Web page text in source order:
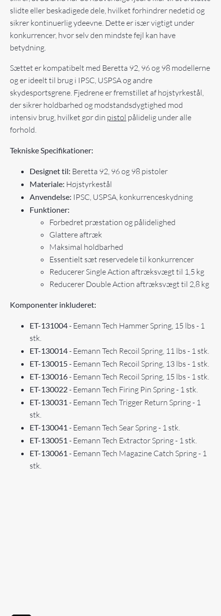
slidte eller beskadigede dele, hvilket forhindrer nedetid og
sikrer kontinuerlig ydeevne. Dette er især vigtigt under
konkurrencer, hvor selv den mindste fejl kan have
betydning.
Sættet er kompatibelt med Beretta 92, 96 og 98 modellerne
og er ideelt til brug i IPSC, USPSA og andre
skydesportsgrene. Fjedrene er fremstillet af højstyrkestål,
der sikrer holdbarhed og modstandsdygtighed mod
intensiv brug, hvilket gør din pistol pålidelig under alle
forhold.
Tekniske Specifikationer:
Designet til: Beretta 92, 96 og 98 pistoler
Materiale: Højstyrkestål
Anvendelse: IPSC, USPSA, konkurrenceskydning
Funktioner:
Forbedret præstation og pålidelighed
Glattere aftræk
Maksimal holdbarhed
Essentielt sæt reservedele til konkurrencer
Reducerer Single Action aftræksvægt til 1,5 kg
Reducerer Double Action aftræksvægt til 2,8 kg
Komponenter inkluderet:
ET-131004- Eemann Tech Hammer Spring, 15 lbs - 1
stk.
ET-130014- Eemann Tech Recoil Spring, 11 lbs - 1 stk.
ET-130015- Eemann Tech Recoil Spring, 13 lbs - 1 stk.
ET-130016- Eemann Tech Recoil Spring, 15 lbs - 1 stk.
ET-130022- Eemann Tech Firing Pin Spring - 1 stk.
ET-130031 - Eemann Tech Trigger Return Spring - 1
stk.
ET-130041 - Eemann Tech Sear Spring - 1 stk.
ET-130051 - Eemann Tech Extractor Spring - 1 stk.
ET-130061 - Eemann Tech Magazine Catch Spring - 1
stk.